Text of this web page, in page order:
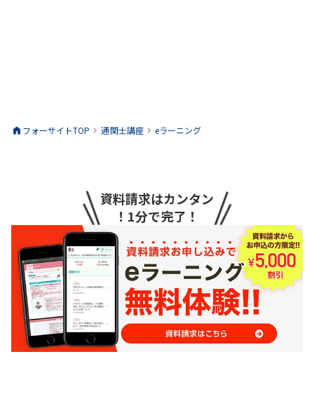
フォーサイトTOP 通関士講座 eラーニング
資料請求はカンタン
！1分で完了！